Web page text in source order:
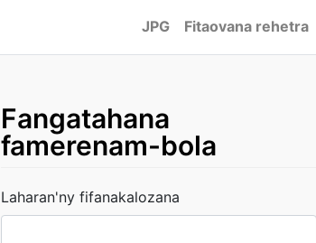
JPG Fitaovana rehetra
Fangatahana
famerenam-bola
Laharan'ny fifanakalozana